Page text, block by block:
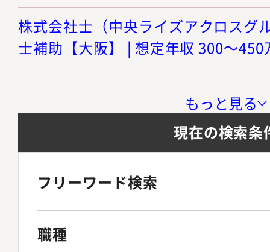
株式会社士（中央ライズアクロスグ
士補助【大阪】 | 想定年収 300～450
もっと見る
現在の検索条
フリーワード検索
職種